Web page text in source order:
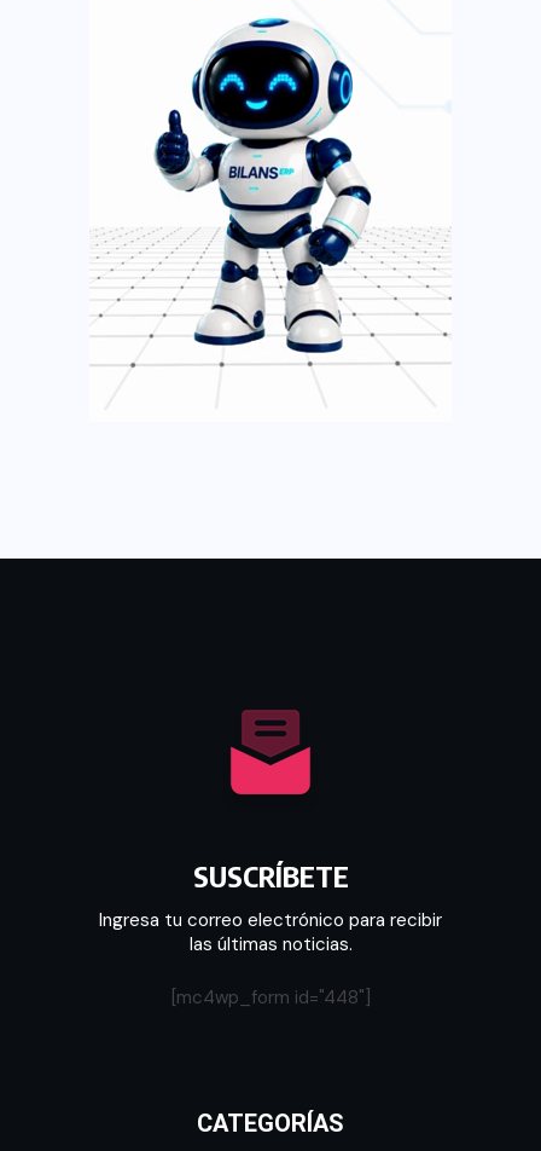
SUSCRÍBETE
Ingresa tu correo electrónico para recibir
las últimas noticias.
[mc4wp_form id="448"]
CATEGORÍAS